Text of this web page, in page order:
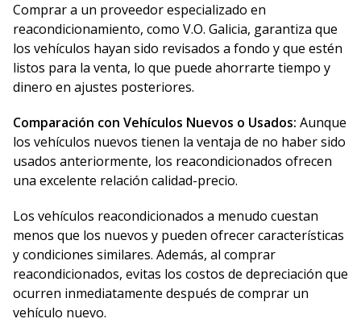
Comprar a un proveedor especializado en
reacondicionamiento, como V.O. Galicia, garantiza que
los vehículos hayan sido revisados a fondo y que estén
listos para la venta, lo que puede ahorrarte tiempo y
dinero en ajustes posteriores.
Comparación con Vehículos Nuevos o Usados: Aunque
los vehículos nuevos tienen la ventaja de no haber sido
usados anteriormente, los reacondicionados ofrecen
una excelente relación calidad-precio.
Los vehículos reacondicionados a menudo cuestan
menos que los nuevos y pueden ofrecer características
y condiciones similares. Además, al comprar
reacondicionados, evitas los costos de depreciación que
ocurren inmediatamente después de comprar un
vehículo nuevo.